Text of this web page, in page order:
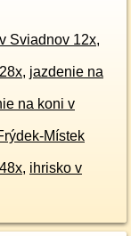
Sviadnov 12x,
, jazdenie na
na koni v
Místek
, ihrisko v